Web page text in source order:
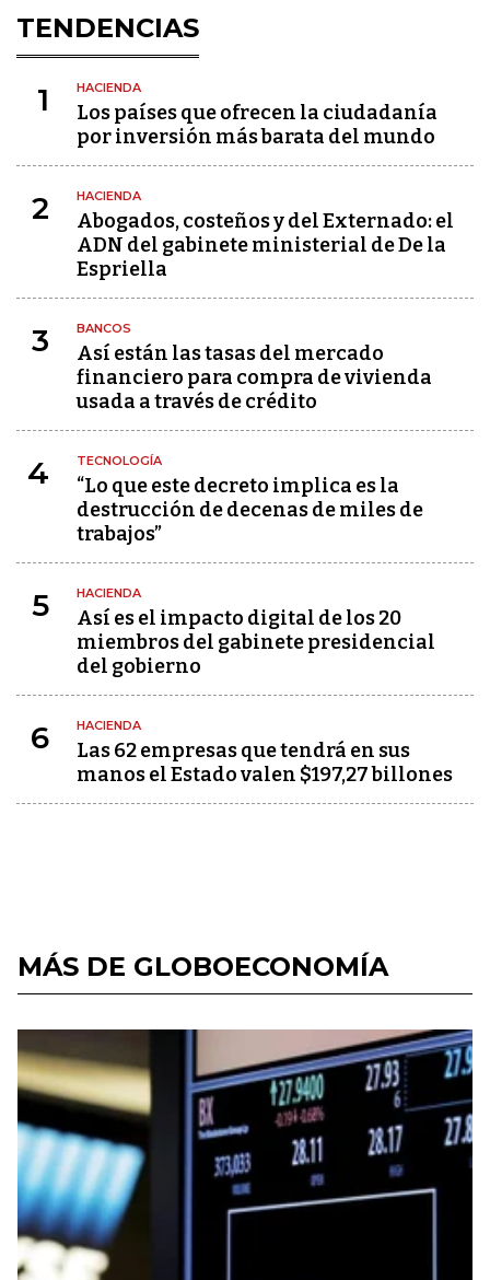
TENDENCIAS
1 HACIENDA
Los países que ofrecen la ciudadanía
por inversión más barata del mundo
2 HACIENDA
Abogados, costeños y del Externado: el
ADN del gabinete ministerial de De la
Espriella
3 BANCOS
Así están las tasas del mercado
financiero para compra de vivienda
usada a través de crédito
4 TECNOLOGÍA
“Lo que este decreto implica es la
destrucción de decenas de miles de
trabajos”
5 HACIENDA
Así es el impacto digital de los 20
miembros del gabinete presidencial
del gobierno
6 HACIENDA
Las 62 empresas que tendrá en sus
manos el Estado valen $197,27 billones
MÁS DE GLOBOECONOMÍA